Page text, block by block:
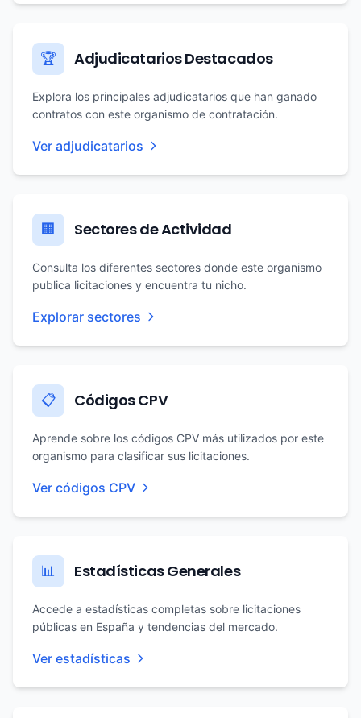
🏆 Adjudicatarios Destacados
Explora los principales adjudicatarios que han ganado
contratos con este organismo de contratación.
Ver adjudicatarios
🏢 Sectores de Actividad
Consulta los diferentes sectores donde este organismo
publica licitaciones y encuentra tu nicho.
Explorar sectores
📋 Códigos CPV
Aprende sobre los códigos CPV más utilizados por este
organismo para clasificar sus licitaciones.
Ver códigos CPV
📊 Estadísticas Generales
Accede a estadísticas completas sobre licitaciones
públicas en España y tendencias del mercado.
Ver estadísticas